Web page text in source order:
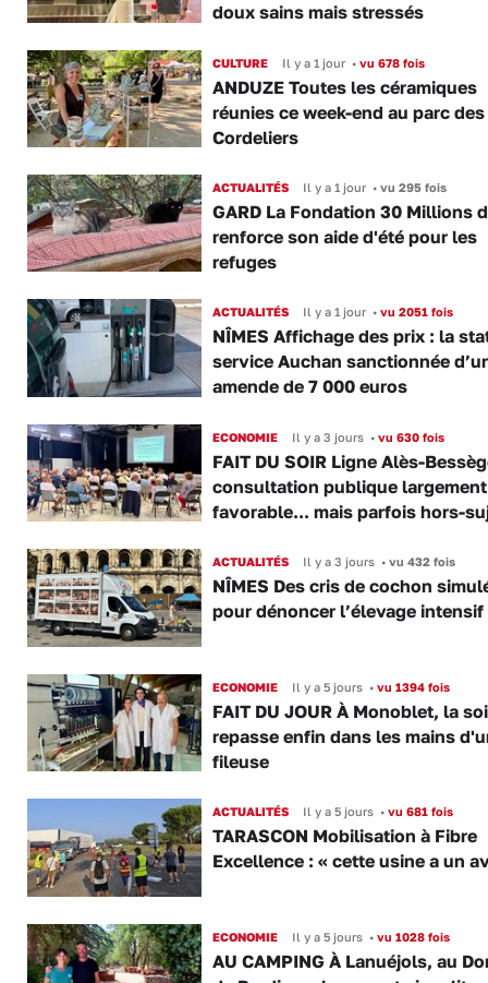
doux sains mais stressés
CULTURE Il y a 1 jour •vu 678 fois
ANDUZE Toutes les céramiques
réunies ce week-end au parc des
Cordeliers
ACTUALITÉS Il y a 1 jour •vu 295 fois
GARD La Fondation 30 Millions
renforce son aide d'été pour les
refuges
ACTUALITÉS Il y a 1 jour •vu 2051 fois
NÎMES Affichage des prix : la
service Auchan sanctionnée
amende de 7 000 euros
ECONOMIE Il y a 3 jours •vu 630 fois
FAIT DU SOIR Ligne Alès-
consultation publique largement
favorable... mais parfois hors-
ACTUALITÉS Il y a 3 jours •vu 432 fois
NÎMES Des cris de cochon
pour dénoncer l’élevage intensif
ECONOMIE Il y a 5 jours •vu 1394 fois
FAIT DU JOUR À Monoblet, la
repasse enfin dans les mains
fileuse
ACTUALITÉS Il y a 5 jours •vu 681 fois
TARASCON Mobilisation à Fibre
Excellence : « cette usine a un
ECONOMIE Il y a 5 jours •vu 1028 fois
AU CAMPING À Lanuéjols, au